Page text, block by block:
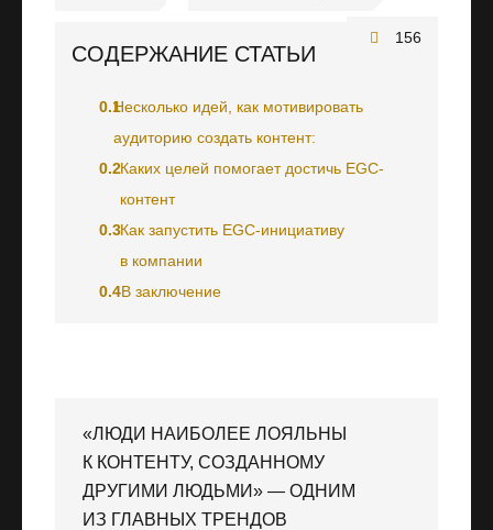
156
СОДЕРЖАНИЕ СТАТЬИ
0.1Несколько идей, как мотивировать
аудиторию создать контент:
0.2Каких целей помогает достичь EGC-
контент
0.3Как запустить EGC-инициативу
в компании
0.4В заключение
«ЛЮДИ НАИБОЛЕЕ ЛОЯЛЬНЫ
К КОНТЕНТУ, СОЗДАННОМУ
ДРУГИМИ ЛЮДЬМИ» — ОДНИМ
ИЗ ГЛАВНЫХ ТРЕНДОВ